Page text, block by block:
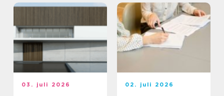
03. juli 2026 02. juli 2026